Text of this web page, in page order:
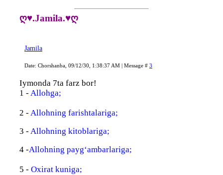
ღ♥.Jamila.♥ღ
Jamila
Date: Chorshanba, 09/12/30, 1:38:37 AM | Message # 3
Iymonda 7ta farz bor!
1 - Allohga;
2 - Allohning farishtalariga;
3 - Allohning kitoblariga;
4 -Allohning payg‘ambarlariga;
5 - Oxirat kuniga;